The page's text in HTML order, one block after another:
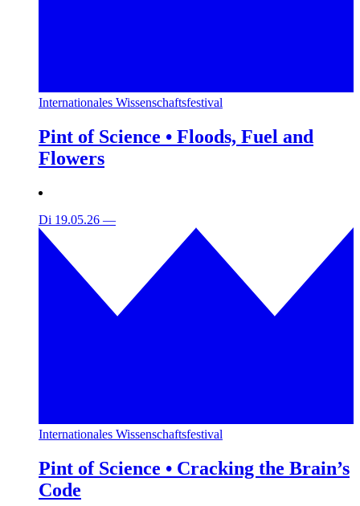
Internationales Wissenschaftsfestival
Pint of Science • Floods, Fuel and
Flowers
Di 19.05.26 —
Internationales Wissenschaftsfestival
Pint of Science • Cracking the Brain’s
Code